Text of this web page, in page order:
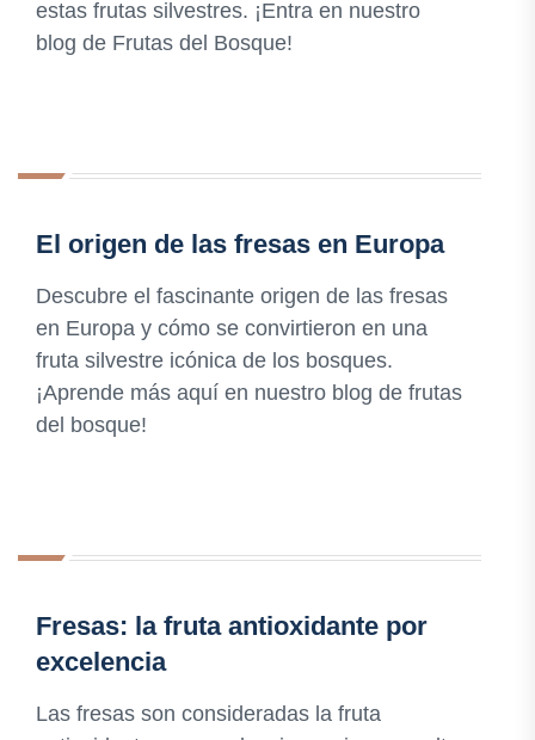
estas frutas silvestres. ¡Entra en nuestro
blog de Frutas del Bosque!
El origen de las fresas en Europa
Descubre el fascinante origen de las fresas
en Europa y cómo se convirtieron en una
fruta silvestre icónica de los bosques.
¡Aprende más aquí en nuestro blog de frutas
del bosque!
Fresas: la fruta antioxidante por
excelencia
Las fresas son consideradas la fruta